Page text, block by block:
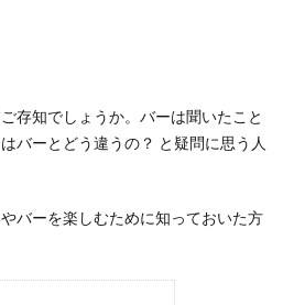
存知でしょうか。バーは聞いたこと
バーとどう違うの？ と疑問に思う人
バーを楽しむために知っておいた方